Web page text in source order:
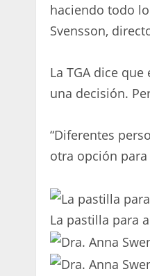
haciendo todo
Svensson,
La TGA dice
una decisión.
“Diferentes
otra opción
La pastilla para